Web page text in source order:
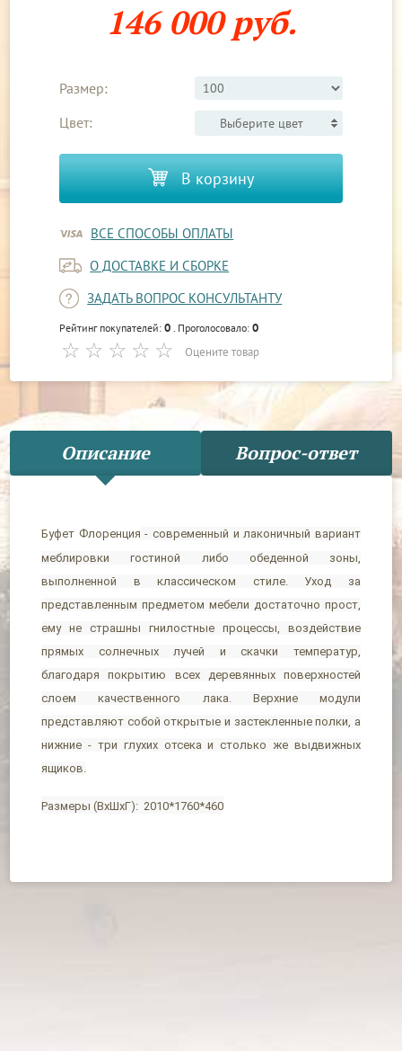
146 000 руб.
Размер:
Цвет:
Выберите цвет
В корзину
ВСЕ СПОСОБЫ ОПЛАТЫ
О ДОСТАВКЕ И СБОРКЕ
ЗАДАТЬ ВОПРОС КОНСУЛЬТАНТУ
Рейтинг покупателей:0. Проголосовало:0
Оцените товар
Описание Вопрос-ответ
Буфет Флоренция - современный и лаконичный вариант
меблировки гостиной либо обеденной зоны,
выполненной в классическом стиле. Уход за
представленным предметом мебели достаточно прост,
ему не страшны гнилостные процессы, воздействие
прямых солнечных лучей и скачки температур,
благодаря покрытию всех деревянных поверхностей
слоем качественного лака. Верхние модули
представляют собой открытые и застекленные полки, а
нижние - три глухих отсека и столько же выдвижных
ящиков.
Размеры (ВхШхГ): 2010*1760*460